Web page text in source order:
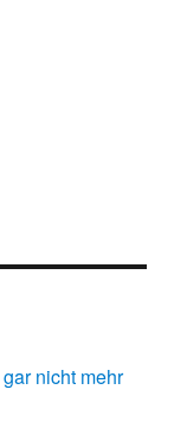
nicht mehr